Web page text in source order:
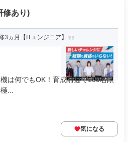
修あり)
ヵ月【ITエンジニア】
は何でもOK！育成前提で100名限
...
気になる